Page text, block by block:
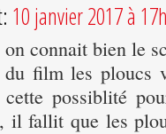
10 janvier 2017 à
connait bien le
du film les ploucs
possiblité
il fallit que les